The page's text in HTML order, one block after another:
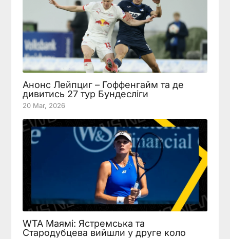
Анонс Лейпциг – Гоффенгайм та де
дивитись 27 тур Бундесліги
20 Mar, 2026
WTA Маямі: Ястремська та
Стародубцева вийшли у друге коло